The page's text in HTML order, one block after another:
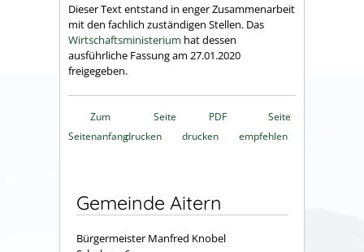
Dieser Text entstand in enger Zusammenarbeit
mit den fachlich zuständigen Stellen. Das
Wirtschaftsministerium hat dessen
ausführliche Fassung am 27.01.2020
freigegeben.
Zum
Seitenanfang
Seite
drucken
PDF
drucken
Seite
empfehlen
Gemeinde Aitern
Bürgermeister Manfred Knobel